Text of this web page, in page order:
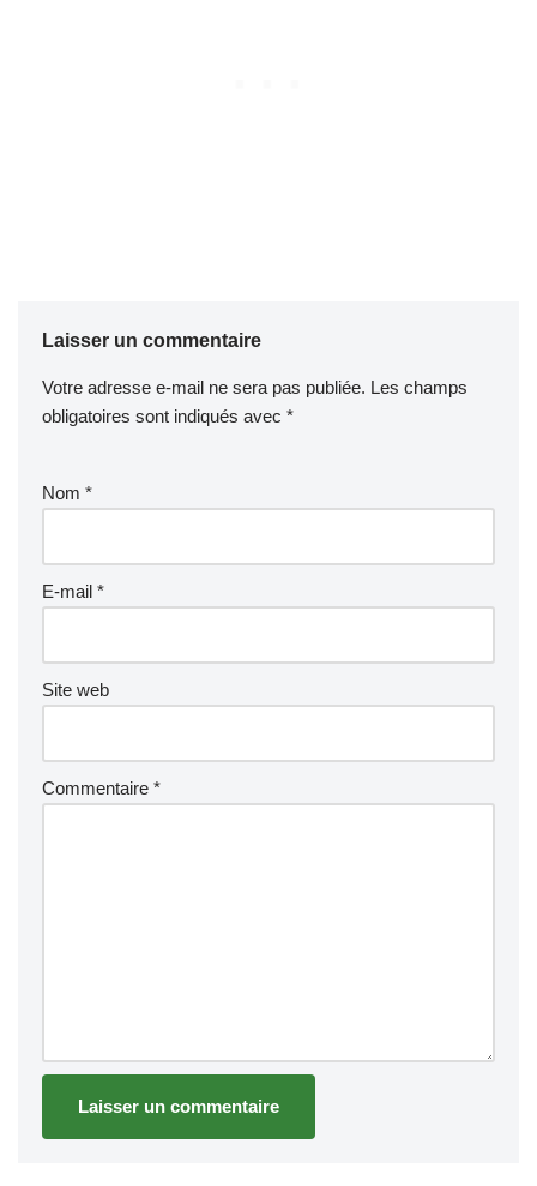
Laisser un commentaire
Votre adresse e-mail ne sera pas publiée. Les champs
obligatoires sont indiqués avec *
Nom *
E-mail *
Site web
Commentaire *